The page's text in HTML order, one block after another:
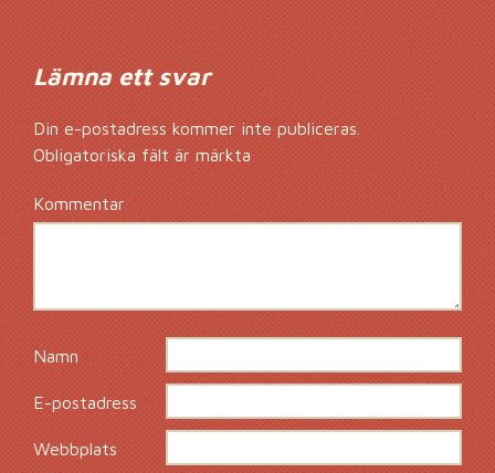
Lämna ett svar
Din e-postadress kommer inte publiceras.
Obligatoriska fält är märkta *
Kommentar*
Namn*
E-postadress*
Webbplats